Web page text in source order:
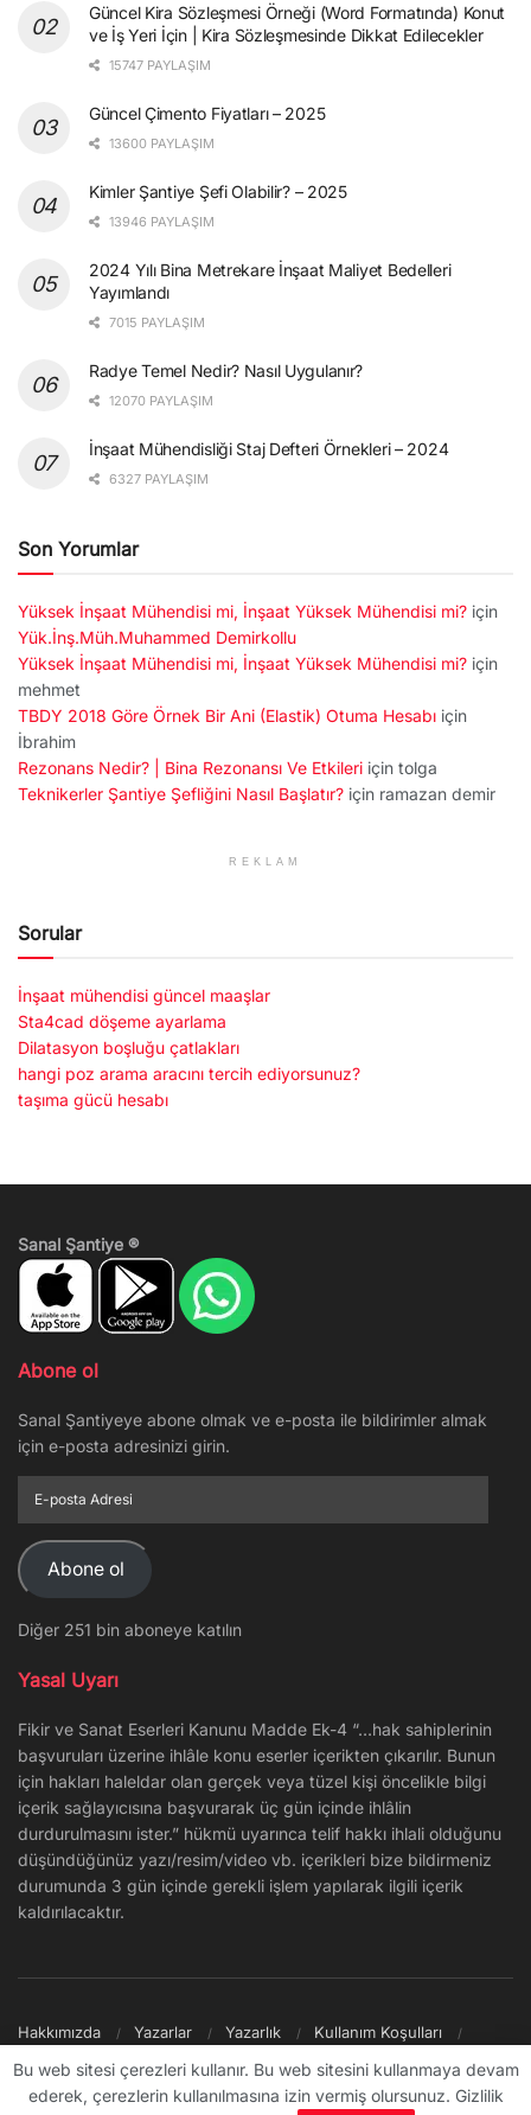
Güncel Kira Sözleşmesi Örneği (Word Formatında) Konut
ve İş Yeri İçin | Kira Sözleşmesinde Dikkat Edilecekler
15747 PAYLAŞIM
Güncel Çimento Fiyatları – 2025
13600 PAYLAŞIM
Kimler Şantiye Şefi Olabilir? – 2025
13946 PAYLAŞIM
2024 Yılı Bina Metrekare İnşaat Maliyet Bedelleri
Yayımlandı
7015 PAYLAŞIM
Radye Temel Nedir? Nasıl Uygulanır?
12070 PAYLAŞIM
İnşaat Mühendisliği Staj Defteri Örnekleri – 2024
6327 PAYLAŞIM
Son Yorumlar
Yüksek İnşaat Mühendisi mi, İnşaat Yüksek Mühendisi mi? için
Yük.İnş.Müh.Muhammed Demirkollu
Yüksek İnşaat Mühendisi mi, İnşaat Yüksek Mühendisi mi? için
mehmet
TBDY 2018 Göre Örnek Bir Ani (Elastik) Otuma Hesabı için
İbrahim
Rezonans Nedir? | Bina Rezonansı Ve Etkileri için tolga
Teknikerler Şantiye Şefliğini Nasıl Başlatır? için ramazan demir
REKLAM
Sorular
İnşaat mühendisi güncel maaşlar
Sta4cad döşeme ayarlama
Dilatasyon boşluğu çatlakları
hangi poz arama aracını tercih ediyorsunuz?
taşıma gücü hesabı
Sanal Şantiye ®
Abone ol
Sanal Şantiyeye abone olmak ve e-posta ile bildirimler almak
için e-posta adresinizi girin.
posta
Adresi
Abone ol
Diğer 251 bin aboneye katılın
Yasal Uyarı
Fikir ve Sanat Eserleri Kanunu Madde Ek-4 “…hak sahiplerinin
başvuruları üzerine ihlâle konu eserler içerikten çıkarılır. Bunun
için hakları haleldar olan gerçek veya tüzel kişi öncelikle bilgi
içerik sağlayıcısına başvurarak üç gün içinde ihlâlin
durdurulmasını ister.” hükmü uyarınca telif hakkı ihlali olduğunu
düşündüğünüz yazı/resim/video vb. içerikleri bize bildirmeniz
durumunda 3 gün içinde gerekli işlem yapılarak ilgili içerik
kaldırılacaktır.
Hakkımızda Yazarlar Yazarlık
Kullanım Koşulları
© 2009 - ∞ Sanal Şantiye
Bu web sitesi çerezleri kullanır. Bu web sitesini kullanmaya devam
ederek, çerezlerin kullanılmasına izin vermiş olursunuz. Gizlilik